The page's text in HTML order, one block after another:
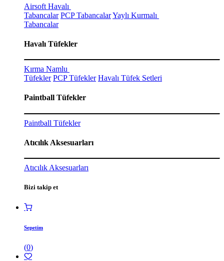
Airsoft Havalı
Tabancalar PCP TabancalarYaylı Kurmalı
Tabancalar
Havalı Tüfekler
Kırma Namlu
Tüfekler PCP Tüfekler Havalı Tüfek Setleri
Paintball Tüfekler
Paintball Tüfekler
Atıcılık Aksesuarları
Atıcılık Aksesuarları
Bizi takip et
Sepetim
(0)